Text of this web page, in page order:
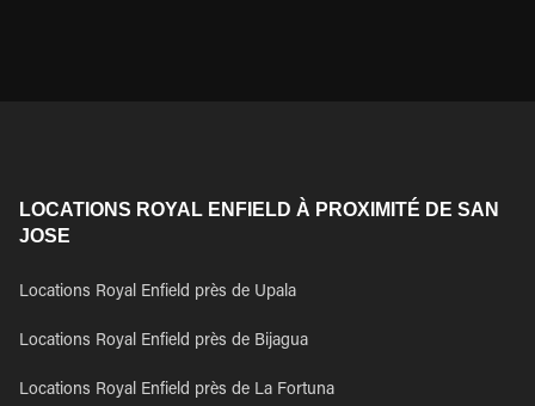
LOCATIONS ROYAL ENFIELD À PROXIMITÉ DE SAN
JOSE
Locations Royal Enfield près de Upala
Locations Royal Enfield près de Bijagua
Locations Royal Enfield près de La Fortuna